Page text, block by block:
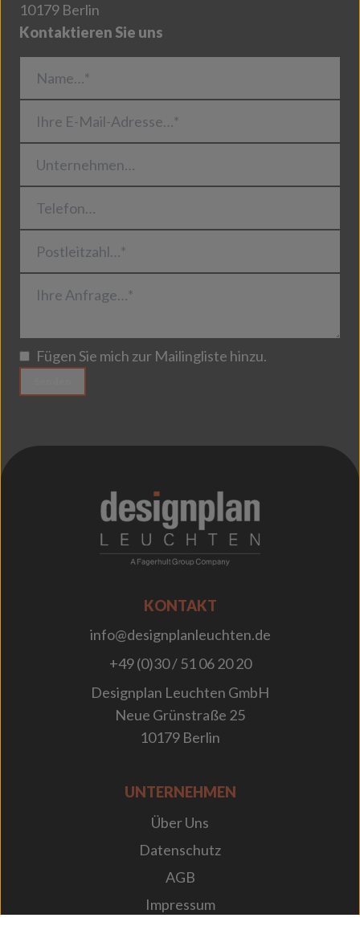
10179 Berlin
Kontaktieren Sie uns
Fügen Sie mich zur Mailingliste hinzu.
KONTAKT
info@designplanleuchten.de
+49 (0)30 / 51 06 20 20
Designplan Leuchten GmbH
Neue Grünstraße 25
10179 Berlin
UNTERNEHMEN
Über Uns
Datenschutz
AGB
Impressum